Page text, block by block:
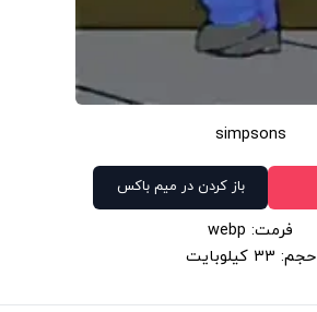
simpsons
باز کردن در میم باکس
فرمت: webp
حجم: 33 کیلوبایت